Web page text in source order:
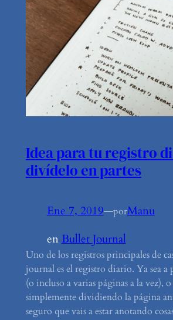
Idea para tu registro
divídelo en partes
Ene 7, 2019—porManu
enBullet Journal
Uno de los registros principales de
journal es el registro diario. Ya sea a
(o incluso a varias páginas a la vez),
simplemente dividiendo la página
seguro que vais a estar anotando